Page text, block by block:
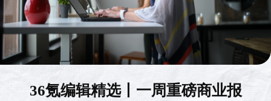
36氪编辑精选丨一周重磅商业报